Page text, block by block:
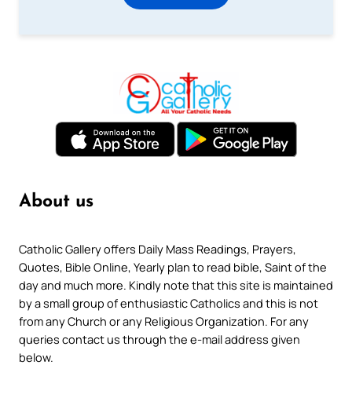
About us
Catholic Gallery offers Daily Mass Readings, Prayers,
Quotes, Bible Online, Yearly plan to read bible, Saint of the
day and much more. Kindly note that this site is maintained
by a small group of enthusiastic Catholics and this is not
from any Church or any Religious Organization. For any
queries contact us through the e-mail address given
below.